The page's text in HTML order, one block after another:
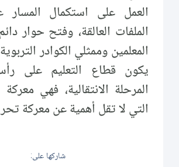
العمل على استكمال المسار
الملفات العالقة، وفتح حوار
المعلمين وممثلي الكوادر
يكون قطاع التعليم على
المرحلة الانتقالية، فهي
التي لا تقل أهمية عن معركة
شاركها على: